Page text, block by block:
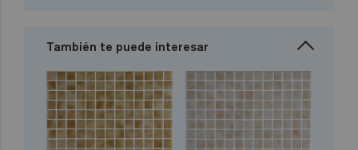
También te puede interesar